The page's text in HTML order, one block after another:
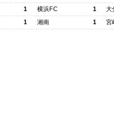
1
横浜FC 1
大
1
湘南 1 宮